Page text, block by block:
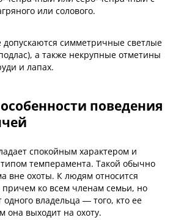
или солового.
симметричные светлые
а также некрупные отметины
и лапах.
поведения
спокойным характером и
темперамента. Такой обычно
вне охоты. К людям относится
причем ко всем членам семьи, но
владельца — того, кто ее
она выходит на охоту.